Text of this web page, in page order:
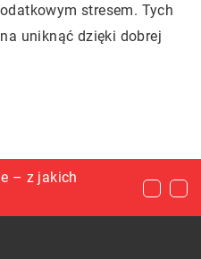
stresem. Tych
uniknąć dzięki dobrej
jak się za to
– z jakich